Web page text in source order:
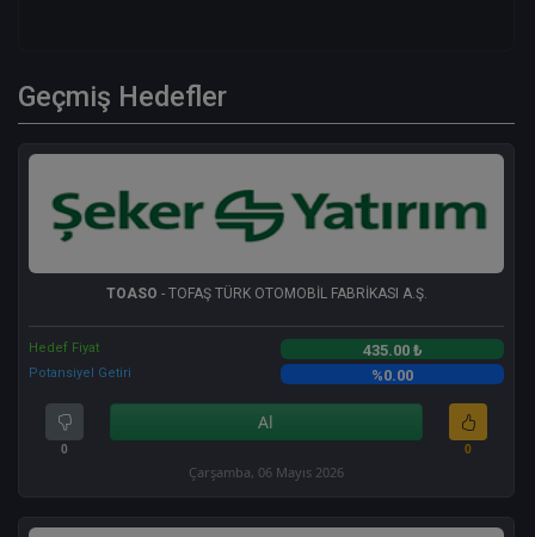
Geçmiş Hedefler
TOASO - TOFAŞ TÜRK OTOMOBİL FABRİKASI A.Ş.
Hedef Fiyat 435.00 ₺
Potansiyel Getiri %0.00
0
Al
0
Çarşamba, 06 Mayıs 2026